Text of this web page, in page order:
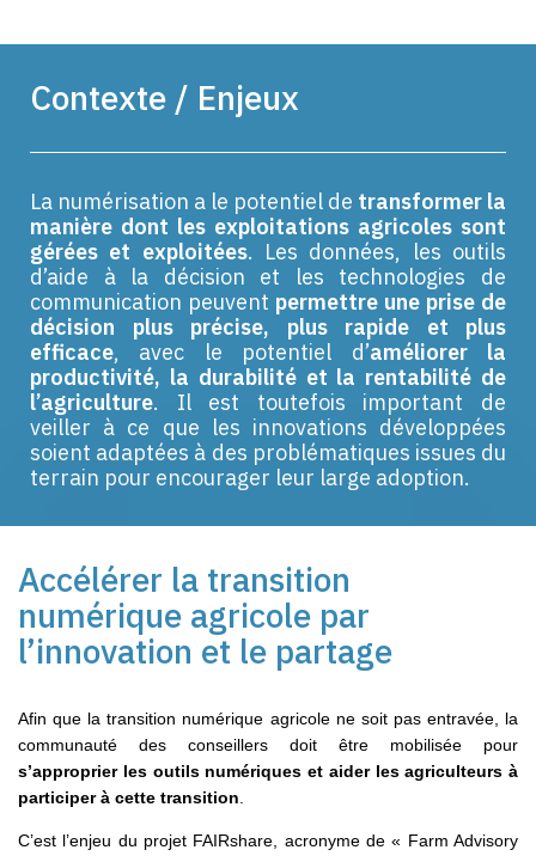
Contexte / Enjeux
La numérisation a le potentiel de transformer la
manière dont les exploitations agricoles sont
gérées et exploitées. Les données, les outils
d’aide à la décision et les technologies de
communication peuvent permettre une prise de
décision plus précise, plus rapide et plus
efficace, avec le potentiel d’améliorer la
productivité, la durabilité et la rentabilité de
l’agriculture. Il est toutefois important de
veiller à ce que les innovations développées
soient adaptées à des problématiques issues du
terrain pour encourager leur large adoption.
Accélérer la transition
numérique agricole par
l’innovation et le partage
Afin que la transition numérique agricole ne soit pas entravée, la
communauté des conseillers doit être mobilisée pour
s’approprier les outils numériques et aider les agriculteurs à
participer à cette transition.
C’est l’enjeu du projet FAIRshare, acronyme de « Farm Advisory